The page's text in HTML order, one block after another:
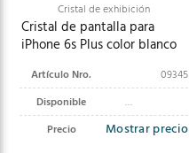
Cristal de exhibición
Cristal de pantalla para
iPhone 6s Plus color blanco
Artículo Nro.
09345
Disponible
Precio
Mostrar precio